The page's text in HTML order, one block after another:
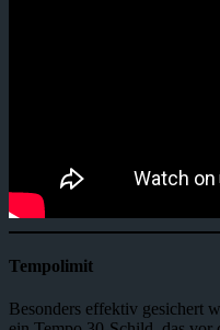
Tempolimit
Besonders effektiv gesichert